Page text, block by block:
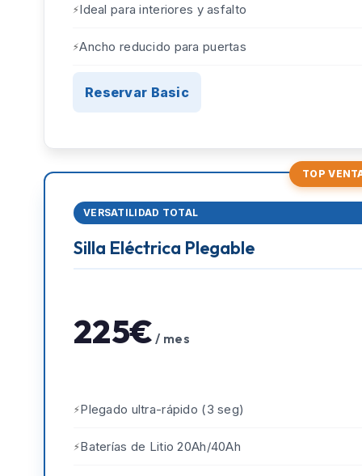
Ideal para interiores y asfalto
Ancho reducido para puertas
Reservar Basic
TOP
VERSATILIDAD TOTAL
Silla Eléctrica Plegable
225€ / mes
Plegado ultra-rápido (3 seg)
Baterías de Litio 20Ah/40Ah